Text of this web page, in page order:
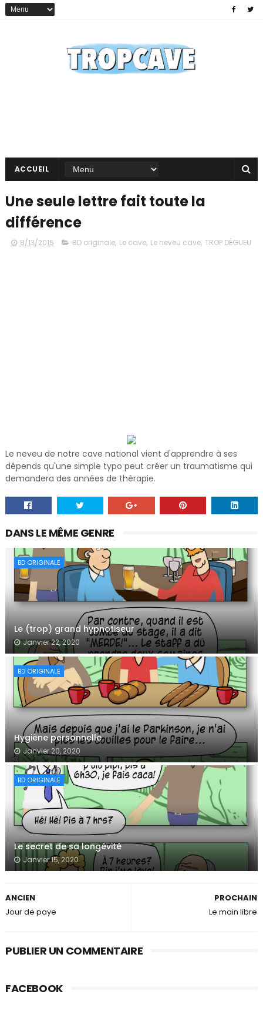
ACCUEIL
Une seule lettre fait toute la
différence
8/13/2015 BD originale, Le cave, Le neveu cave, TROP DÉGUEU
Le neveu de notre cave national vient d'apprendre à ses
dépends qu'une simple typo peut créer un traumatisme qui
demandera des années de thérapie.
DANS LE MÊME GENRE
BD ORIGINALE
Le (trop) grand hypnotiseur
Janvier 22, 2020
BD ORIGINALE
Hygiène personnelle
Janvier 20, 2020
BD ORIGINALE
Le secret de sa longévité
Janvier 15, 2020
PROCHAIN
Le main libre
ANCIEN
Jour de paye
PUBLIER UN COMMENTAIRE
FACEBOOK